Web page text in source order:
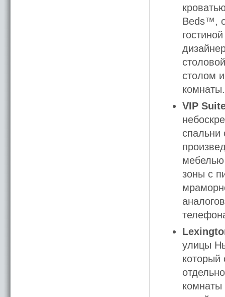
Beds™,
столом
VIP
спальни
зоны с
улицы
который